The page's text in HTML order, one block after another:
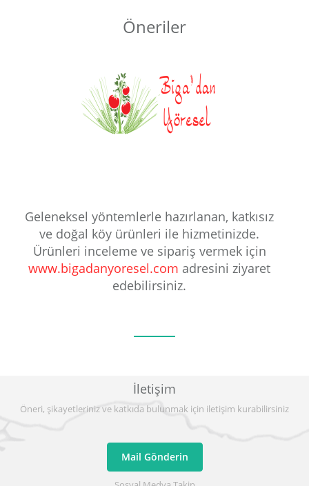
Öneriler
Geleneksel yöntemlerle hazırlanan, katkısız
ve doğal köy ürünleri ile hizmetinizde.
Ürünleri inceleme ve sipariş vermek için
www.bigadanyoresel.com adresini ziyaret
edebilirsiniz.
İletişim
Öneri, şikayetleriniz ve katkıda bulunmak için iletişim kurabilirsiniz
Mail Gönderin